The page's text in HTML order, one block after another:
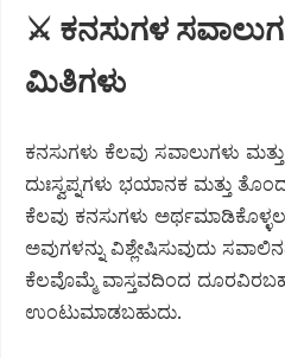
⚔️ ಕನಸುಗಳ
ಮಿತಿಗಳು
ಕನಸುಗಳು ಕೆಲವು ಸವಾಲುಗಳು
ದುಃಸ್ವಪ್ನಗಳು ಭಯಾನಕ ಮತ್ತು
ಕೆಲವು ಕನಸುಗಳು
ಅವುಗಳನ್ನು ವಿಶ್ಲೇಷಿಸುವುದು
ಕೆಲವೊಮ್ಮೆ ವಾಸ್ತವದಿಂದ
ಉಂಟುಮಾಡಬಹುದು.